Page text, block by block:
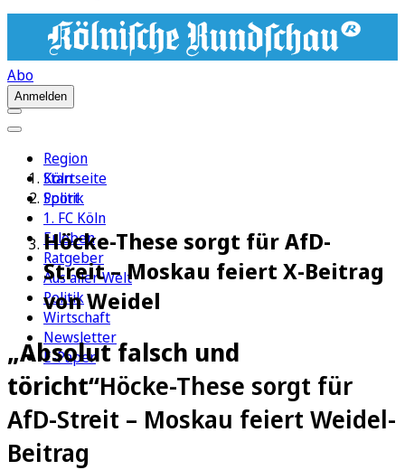
Abo
Anmelden
Region
Köln
Sport
1. FC Köln
Erleben
Ratgeber
Aus aller Welt
Politik
Wirtschaft
Newsletter
E-Paper
Startseite
Politik
Höcke-These sorgt für AfD-
Streit – Moskau feiert X-Beitrag
von Weidel
„Absolut falsch und
töricht“Höcke-These sorgt für
AfD-Streit – Moskau feiert Weidel-
Beitrag